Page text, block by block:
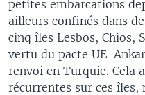
petites embarcations
ailleurs confinés dans
cinq îles Lesbos, Chios,
vertu du pacte UE-
renvoi en Turquie. Cela
récurrentes sur ces